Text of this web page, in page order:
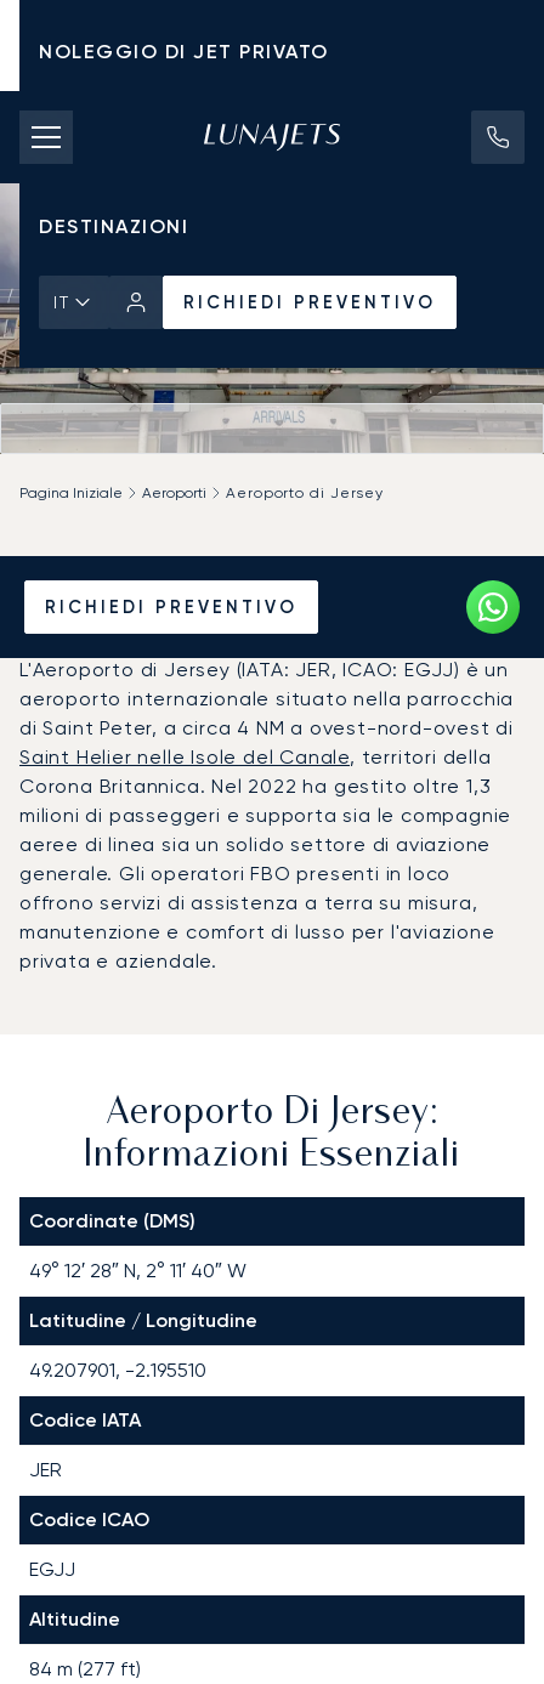
NOLEGGIO DI JET PRIVATO
TARIFFE DI NOLEGGIO
JET PRIVATI
DESTINAZIONI
IT RICHIEDI PREVENTIVO
RICHIEDI PREVENTIVO
Pagina Iniziale Aeroporti Aeroporto di Jersey
Noleggio jet privato per
l'Aeroporto di Jersey (JER)
L'Aeroporto di Jersey (IATA: JER, ICAO: EGJJ) è un
aeroporto internazionale situato nella parrocchia
di Saint Peter, a circa 4 NM a ovest-nord-ovest di
Saint Helier nelle Isole del Canale, territori della
Corona Britannica. Nel 2022 ha gestito oltre 1,3
milioni di passeggeri e supporta sia le compagnie
aeree di linea sia un solido settore di aviazione
generale. Gli operatori FBO presenti in loco
offrono servizi di assistenza a terra su misura,
manutenzione e comfort di lusso per l'aviazione
privata e aziendale.
Aeroporto Di Jersey:
Informazioni Essenziali
Coordinate (DMS)
49° 12′ 28″ N, 2° 11′ 40″ W
Latitudine / Longitudine
49.207901, -2.195510
Codice IATA
JER
Codice ICAO
EGJJ
Altitudine
84 m (277 ft)